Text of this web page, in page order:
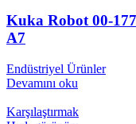
Kuka Robot 00-
A7
Endüstriyel Ürünler
Devamını oku
Karşılaştırmak